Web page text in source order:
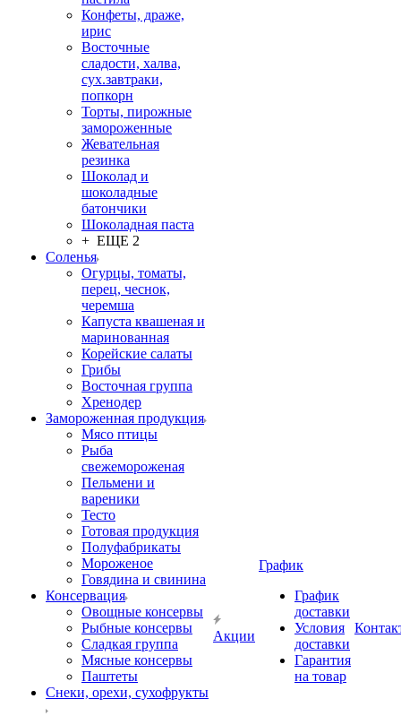
Конфеты, драже,
ирис
Восточные
сладости, халва,
сух.завтраки,
попкорн
Торты, пирожные
замороженные
Жевательная
резинка
Шоколад и
шоколадные
батончики
Шоколадная паста
+ ЕЩЕ 2
Соленья
Огурцы, томаты,
перец, чеснок,
черемша
Капуста квашеная и
маринованная
Корейские салаты
Грибы
Восточная группа
Хренодер
Замороженная продукция
Мясо птицы
Рыба
свежемороженая
Пельмени и
вареники
Тесто
Готовая продукция
Полуфабрикаты
Мороженое
Говядина и свинина
Консервация
Овощные консервы
Рыбные консервы
Сладкая группа
Мясные консервы
Паштеты
Снеки, орехи, сухофрукты
Акции
График
График
доставки
Условия
доставки
Гарантия
на товар